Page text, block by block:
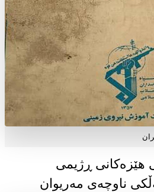
ڕژیمی
ناوچەی مەریوان